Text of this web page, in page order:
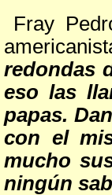
Fray
redondas
eso las
papas.
con el
mucho
ningún